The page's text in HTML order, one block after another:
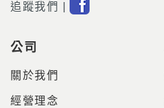
追蹤我們 |
公司
關於我們
經營理念